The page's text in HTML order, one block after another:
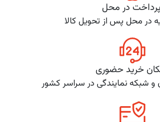
پرداخت در محل
در محل پس از تحویل کالا
خرید حضوری
و شبکه نمایندگی در سراسر کشور